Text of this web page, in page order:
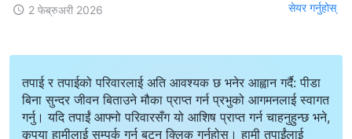
2 फेब्रुअरी 2026 सेयर गर्नुहोस्
तपाई र तपाईको परिवारलाई अति आवश्यक छ भनेर आह्वान गर्दै: पीडा
बिना सुन्दर जीवन बिताउने मौका प्राप्त गर्न प्रभुको आगमनलाई स्वागत
गर्नु। यदि तपाईं आफ्नो परिवारसँग यो आशिष प्राप्त गर्न चाहनुहुन्छ भने,
कृपया हामीलाई सम्पर्क गर्न बटन क्लिक गर्नुहोस्। हामी तपाईंलाई